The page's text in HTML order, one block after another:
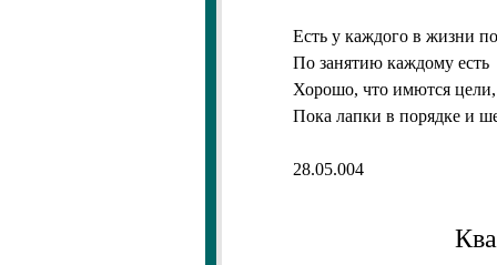
Есть у каждого в жизни
По занятию каждому есть
Хорошо, что имются цели,
Пока лапки в порядке и
28.05.004